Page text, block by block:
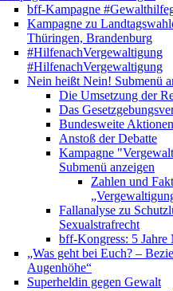
bff-Kampagne
Kampagne zu
Thüringen, Brandenburg
#HilfenachVergewaltigung
#HilfenachVergewaltigung
Nein heißt Nein! Submenü
Die Umsetzung der
Das
Bundesweite Aktionen
Anstoß der Debatte
Kampagne
Submenü anzeigen
Zahlen und
Fallanalyse zu
Sexualstrafrecht
bff-Kongress: 5
„Was geht bei Euch? –
Augenhöhe“
Superheldin gegen Gewalt